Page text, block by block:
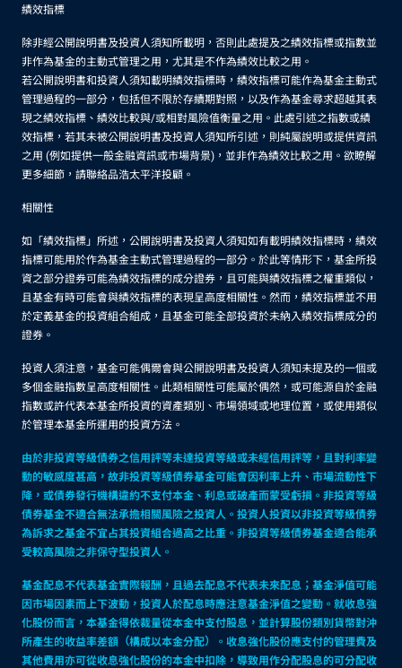
績效指標
除非經公開說明書及投資人須知所載明，否則此處提及之績效指標或指數並
非作為基金的主動式管理之用，尤其是不作為績效比較之用。
若公開說明書和投資人須知載明績效指標時，績效指標可能作為基金主動式
管理過程的一部分，包括但不限於存續期對照，以及作為基金尋求超越其表
現之績效指標、績效比較與/或相對風險值衡量之用。此處引述之指數或績
效指標，若其未被公開說明書及投資人須知所引述，則純屬說明或提供資訊
之用 (例如提供一般金融資訊或市場背景)，並非作為績效比較之用。欲瞭解
更多細節，請聯絡品浩太平洋投顧。
相關性
如「績效指標」所述，公開說明書及投資人須知如有載明績效指標時，績效
指標可能用於作為基金主動式管理過程的一部分。於此等情形下，基金所投
資之部分證券可能為績效指標的成分證券，且可能與績效指標之權重類似，
且基金有時可能會與績效指標的表現呈高度相關性。然而，績效指標並不用
於定義基金的投資組合組成，且基金可能全部投資於未納入績效指標成分的
證券。
投資人須注意，基金可能偶爾會與公開說明書及投資人須知未提及的一個或
多個金融指數呈高度相關性。此類相關性可能屬於偶然，或可能源自於金融
指數或許代表本基金所投資的資產類別、市場領域或地理位置，或使用類似
於管理本基金所運用的投資方法。
由於非投資等級債券之信用評等未達投資等級或未經信用評等，且對利率變
動的敏感度甚高，故非投資等級債券基金可能會因利率上升、市場流動性下
降，或債券發行機構違約不支付本金、利息或破產而蒙受虧損。非投資等級
債券基金不適合無法承擔相關風險之投資人。投資人投資以非投資等級債券
為訴求之基金不宜占其投資組合過高之比重。非投資等級債券基金適合能承
受較高風險之非保守型投資人。
基金配息不代表基金實際報酬，且過去配息不代表未來配息；基金淨值可能
因市場因素而上下波動，投資人於配息時應注意基金淨值之變動。就收息強
化股份而言，本基金得依裁量從本金中支付股息，並計算股份類別貨幣對沖
所產生的收益率差額（構成以本金分配）。收息強化股份應支付的管理費及
其他費用亦可從收息強化股份的本金中扣除，導致用作分配股息的可分配收